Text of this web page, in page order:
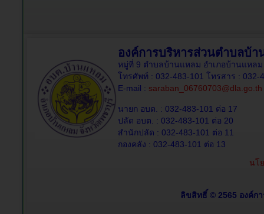
องค์การบริหารส่วนตำบลบ้า
หมู่ที่ 9 ตำบลบ้านแหลม อำเภอบ้านแหลม
โทรศัพท์ : 032-483-101 โทรสาร : 032-
E-mail : saraban_06760703@dla.go.th
นายก อบต. : 032-483-101 ต่อ 17
ปลัด อบต. : 032-483-101 ต่อ 20
สำนักปลัด : 032-483-101 ต่อ 11
กองคลัง : 032-483-101 ต่อ 13
นโ
ลิขสิทธิ์ © 2565 องค์ก